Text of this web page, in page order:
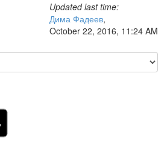
Updated last time:
Дима Фадеев,
October 22, 2016, 11:24 AM